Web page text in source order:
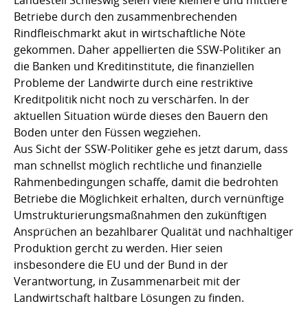
Betriebe durch den zusammenbrechenden
Rindfleischmarkt akut in wirtschaftliche Nöte
gekommen. Daher appellierten die SSW-Politiker an
die Banken und Kreditinstitute, die finanziellen
Probleme der Landwirte durch eine restriktive
Kreditpolitik nicht noch zu verschärfen. In der
aktuellen Situation würde dieses den Bauern den
Boden unter den Füssen wegziehen.
Aus Sicht der SSW-Politiker gehe es jetzt darum, dass
man schnellst möglich rechtliche und finanzielle
Rahmenbedingungen schaffe, damit die bedrohten
Betriebe die Möglichkeit erhalten, durch vernünftige
Umstrukturierungsmaßnahmen den zukünftigen
Ansprüchen an bezahlbarer Qualität und nachhaltiger
Produktion gercht zu werden. Hier seien
insbesondere die EU und der Bund in der
Verantwortung, in Zusammenarbeit mit der
Landwirtschaft haltbare Lösungen zu finden.